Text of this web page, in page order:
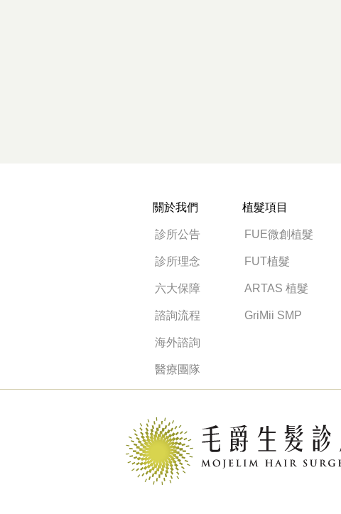
關於我們
診所公告
診所理念
六大保障
諮詢流程
海外諮詢
醫療團隊
植髮項目
FUE微創植髮
FUT植髮
ARTAS 植髮
GriMii SMP